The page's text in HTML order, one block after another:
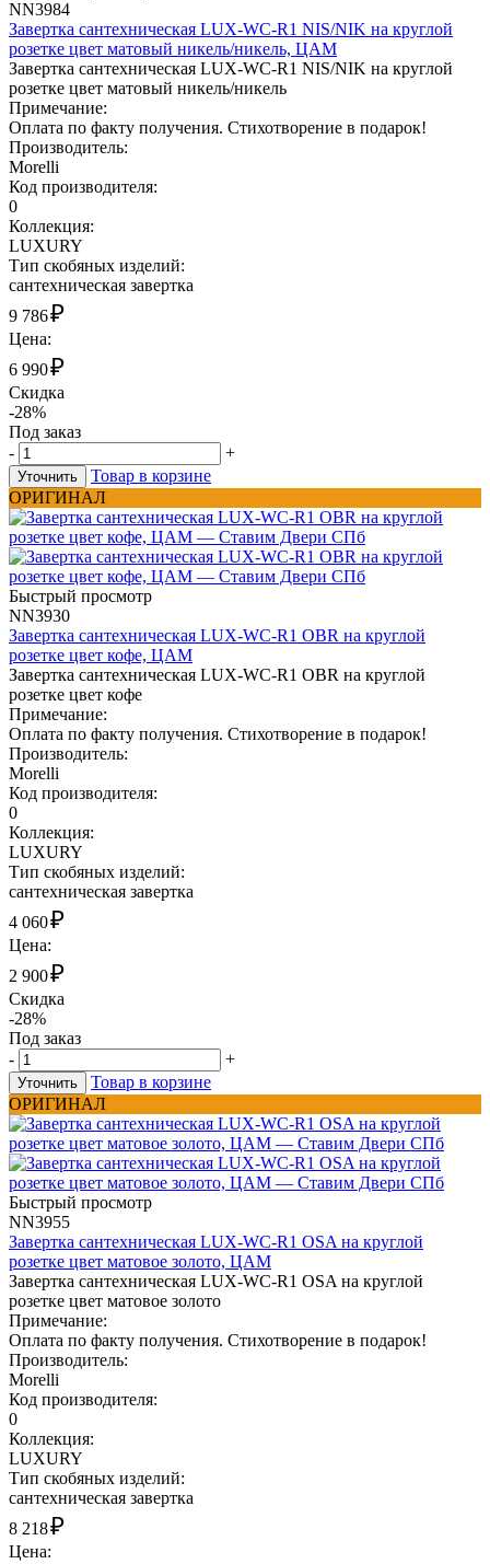
NN3984
Завертка сантехническая LUX-WC-R1 NIS/NIK на круглой
розетке цвет матовый никель/никель, ЦАМ
Завертка сантехническая LUX-WC-R1 NIS/NIK на круглой
розетке цвет матовый никель/никель
Примечание:
Оплата по факту получения. Стихотворение в подарок!
Производитель:
Morelli
Код производителя:
0
Коллекция:
LUXURY
Тип скобяных изделий:
сантехническая завертка
9 786₽
Цена:
6 990₽
Скидка
-28%
Под заказ
-
+
Уточнить
Товар в корзине
ОРИГИНАЛ
Быстрый просмотр
NN3930
Завертка сантехническая LUX-WC-R1 OBR на круглой
розетке цвет кофе, ЦАМ
Завертка сантехническая LUX-WC-R1 OBR на круглой
розетке цвет кофе
Примечание:
Оплата по факту получения. Стихотворение в подарок!
Производитель:
Morelli
Код производителя:
0
Коллекция:
LUXURY
Тип скобяных изделий:
сантехническая завертка
4 060₽
Цена:
2 900₽
Скидка
-28%
Под заказ
-
+
Уточнить
Товар в корзине
ОРИГИНАЛ
Быстрый просмотр
NN3955
Завертка сантехническая LUX-WC-R1 OSA на круглой
розетке цвет матовое золото, ЦАМ
Завертка сантехническая LUX-WC-R1 OSA на круглой
розетке цвет матовое золото
Примечание:
Оплата по факту получения. Стихотворение в подарок!
Производитель:
Morelli
Код производителя:
0
Коллекция:
LUXURY
Тип скобяных изделий:
сантехническая завертка
8 218₽
Цена: